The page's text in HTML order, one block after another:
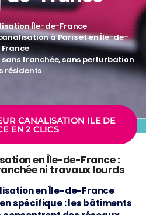
Île-de-France
à Paris et en Île-de-
France
tranchée, sans perturbation
résidents
CANALISATION ILE DE
EN 2 CLICS
en Île-de-France :
ni travaux lourds
en Île-de-France
spécifique : les bâtiments